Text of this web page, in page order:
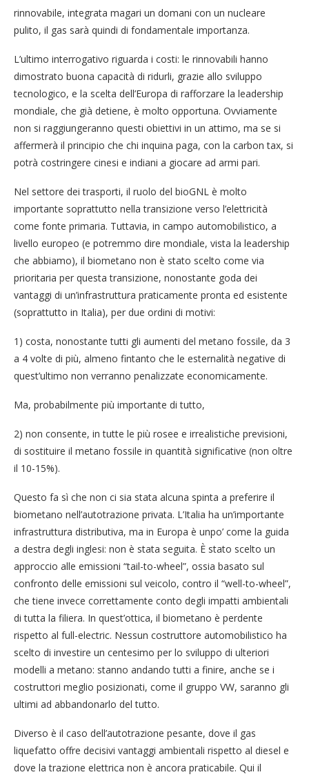
rinnovabile, integrata magari un domani con un nucleare
pulito, il gas sarà quindi di fondamentale importanza.
L’ultimo interrogativo riguarda i costi: le rinnovabili hanno
dimostrato buona capacità di ridurli, grazie allo sviluppo
tecnologico, e la scelta dell’Europa di rafforzare la leadership
mondiale, che già detiene, è molto opportuna. Ovviamente
non si raggiungeranno questi obiettivi in un attimo, ma se si
affermerà il principio che chi inquina paga, con la carbon tax, si
potrà costringere cinesi e indiani a giocare ad armi pari.
Nel settore dei trasporti, il ruolo del bioGNL è molto
importante soprattutto nella transizione verso l’elettricità
come fonte primaria. Tuttavia, in campo automobilistico, a
livello europeo (e potremmo dire mondiale, vista la leadership
che abbiamo), il biometano non è stato scelto come via
prioritaria per questa transizione, nonostante goda dei
vantaggi di un’infrastruttura praticamente pronta ed esistente
(soprattutto in Italia), per due ordini di motivi:
1) costa, nonostante tutti gli aumenti del metano fossile, da 3
a 4 volte di più, almeno fintanto che le esternalità negative di
quest’ultimo non verranno penalizzate economicamente.
Ma, probabilmente più importante di tutto,
2) non consente, in tutte le più rosee e irrealistiche previsioni,
di sostituire il metano fossile in quantità significative (non oltre
il 10-15%).
Questo fa sì che non ci sia stata alcuna spinta a preferire il
biometano nell’autotrazione privata. L’Italia ha un’importante
infrastruttura distributiva, ma in Europa è unpo’ come la guida
a destra degli inglesi: non è stata seguita. È stato scelto un
approccio alle emissioni “tail-to-wheel”, ossia basato sul
confronto delle emissioni sul veicolo, contro il “well-to-wheel”,
che tiene invece correttamente conto degli impatti ambientali
di tutta la filiera. In quest’ottica, il biometano è perdente
rispetto al full-electric. Nessun costruttore automobilistico ha
scelto di investire un centesimo per lo sviluppo di ulteriori
modelli a metano: stanno andando tutti a finire, anche se i
costruttori meglio posizionati, come il gruppo VW, saranno gli
ultimi ad abbandonarlo del tutto.
Diverso è il caso dell’autotrazione pesante, dove il gas
liquefatto offre decisivi vantaggi ambientali rispetto al diesel e
dove la trazione elettrica non è ancora praticabile. Qui il